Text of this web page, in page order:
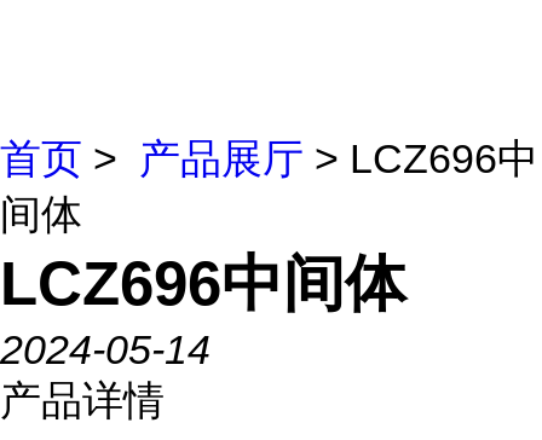
首页 > 产品展厅 > LCZ696中
间体
LCZ696中间体
2024-05-14
产品详情